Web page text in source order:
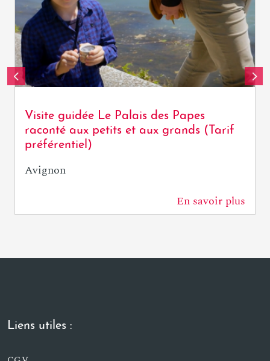
Visite guidée Le Palais des Papes
raconté aux petits et aux grands (Tarif
préférentiel)
Avignon
En savoir plus
Liens utiles :